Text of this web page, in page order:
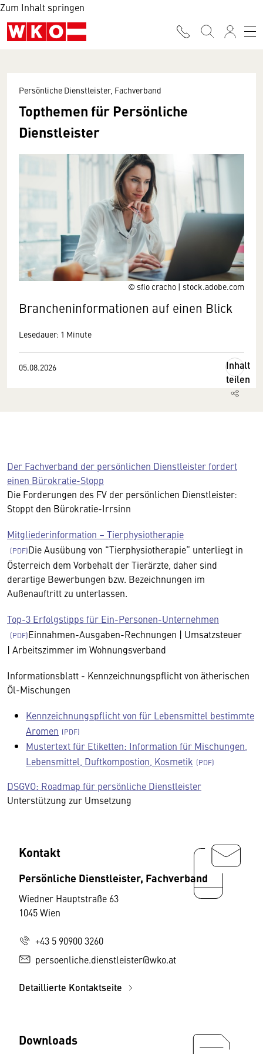
Zum Inhalt springen
© sfio cracho | stock.adobe.com
Persönliche Dienstleister, Fachverband
Topthemen für Persönliche
Dienstleister
Brancheninformationen auf einen Blick
Lesedauer: 1 Minute
05.08.2026
Inhalt
teilen
Der Fachverband der persönlichen Dienstleister fordert
einen Bürokratie-Stopp
Die Forderungen des FV der persönlichen Dienstleister:
Stoppt den Bürokratie-Irrsinn
Mitgliederinformation – Tierphysiotherapie
Die Ausübung von "Tierphysiotherapie“ unterliegt in
Österreich dem Vorbehalt der Tierärzte, daher sind
derartige Bewerbungen bzw. Bezeichnungen im
Außenauftritt zu unterlassen.
Top-3 Erfolgstipps für Ein-Personen-Unternehmen
Einnahmen-Ausgaben-Rechnungen | Umsatzsteuer
| Arbeitszimmer im Wohnungsverband
Informationsblatt - Kennzeichnungspflicht von ätherischen
Öl-Mischungen
Kennzeichnungspflicht von für Lebensmittel bestimmte
Aromen
Mustertext für Etiketten: Information für Mischungen,
Lebensmittel, Duftkompostion, Kosmetik
DSGVO: Roadmap für persönliche Dienstleister
Unterstützung zur Umsetzung
Kontakt
Persönliche Dienstleister, Fachverband
Wiedner Hauptstraße 63
1045 Wien
+43 5 90900 3260
persoenliche.dienstleister@wko.at
Detaillierte Kontaktseite
Downloads